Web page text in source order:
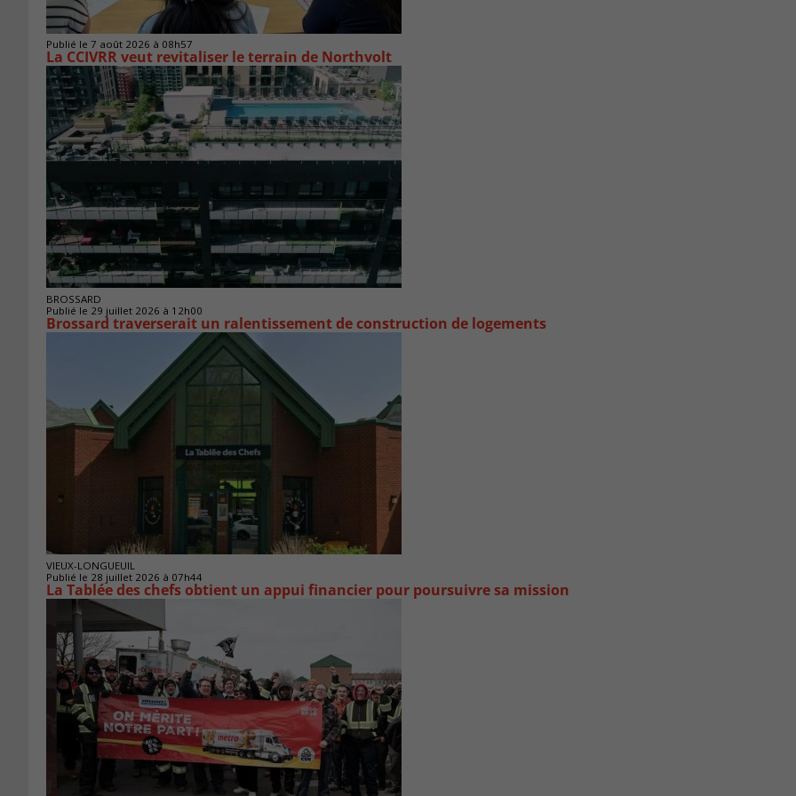
Publié le 7 août 2026 à 08h57
La CCIVRR veut revitaliser le terrain de Northvolt
BROSSARD
Publié le 29 juillet 2026 à 12h00
Brossard traverserait un ralentissement de construction de logements
VIEUX-LONGUEUIL
Publié le 28 juillet 2026 à 07h44
La Tablée des chefs obtient un appui financier pour poursuivre sa mission